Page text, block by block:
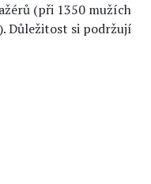
(při 1350 mužích
Důležitost si podržují